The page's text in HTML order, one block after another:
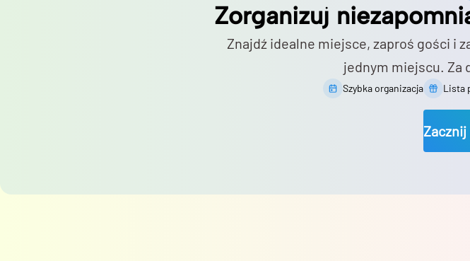
Zorganizuj
Znajdź idealne miejsce, zaproś gości i
jednym miejscu. Za
Szybka organizacja Lista